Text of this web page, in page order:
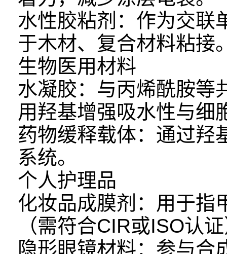
水性胶粘剂：作为交联
于木材、复合材料粘接
生物医用材料
水凝胶：与丙烯酰胺等
用羟基增强吸水性与细
药物缓释载体：通过羟
系统。
个人护理品
化妆品成膜剂：用于指
（需符合CIR或ISO认
隐形眼镜材料：参与合